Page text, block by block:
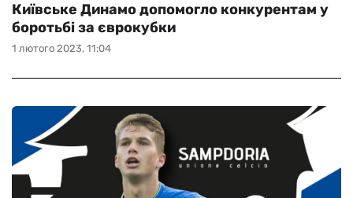
1 лютого 2023, 11:04
Київське Динамо допомогло конкурентам у
боротьбі за єврокубки